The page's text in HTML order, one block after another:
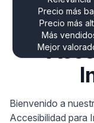
Precio más
Precio más
Más
Mejor
Bienvenido a
Accesibilidad para